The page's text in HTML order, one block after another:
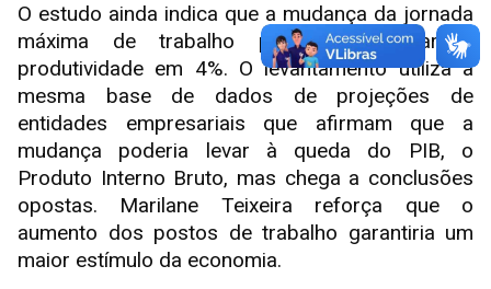
O estudo ainda indica que a mudança da jornada
máxima de trabalho poderia aumentar a
produtividade em 4%. O levantamento utiliza a
mesma base de dados de projeções de
entidades empresariais que afirmam que a
mudança poderia levar à queda do PIB, o
Produto Interno Bruto, mas chega a conclusões
opostas. Marilane Teixeira reforça que o
aumento dos postos de trabalho garantiria um
maior estímulo da economia.